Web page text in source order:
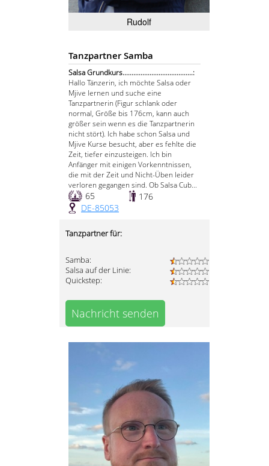
Rudolf
Tanzpartner Samba
Salsa Grundkurs.......................................:
Hallo Tänzerin, ich möchte Salsa oder
Mjive lernen und suche eine
Tanzpartnerin (Figur schlank oder
normal, Größe bis 176cm, kann auch
größer sein wenn es die Tanzpartnerin
nicht stört). Ich habe schon Salsa und
Mjive Kurse besucht, aber es fehlte die
Zeit, tiefer einzusteigen. Ich bin
Anfänger mit einigen Vorkenntnissen,
die mit der Zeit und Nicht-Üben leider
verloren gegangen sind. Ob Salsa Cub...
65
176
DE-85053
Tanzpartner für:
Samba:
Salsa auf der Linie:
Quickstep:
Nachricht senden